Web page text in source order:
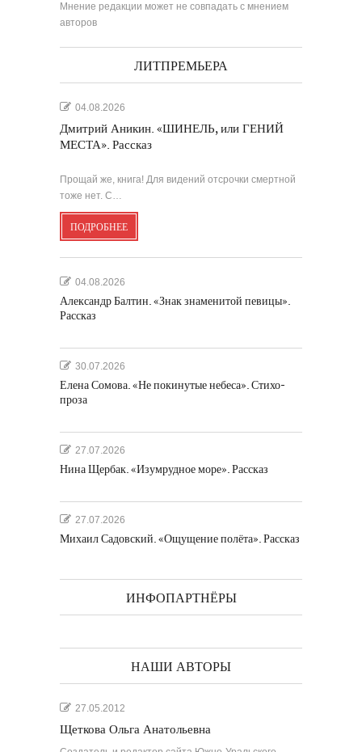
Мнение редакции может не совпадать с мнением
авторов
ЛИТПРЕМЬЕРА
04.08.2026
Дмитрий Аникин. «ШИНЕЛЬ, или ГЕНИЙ
МЕСТА». Рассказ
Прощай же, книга! Для видений отсрочки смертной
тоже нет. С…
ПОДРОБНЕЕ
04.08.2026
Александр Балтин. «Знак знаменитой певицы».
Рассказ
30.07.2026
Елена Сомова. «Не покинутые небеса». Стихо-
проза
27.07.2026
Нина Щербак. «Изумрудное море». Рассказ
27.07.2026
Михаил Садовский. «Ощущение полёта». Рассказ
ИНФОПАРТНЁРЫ
НАШИ АВТОРЫ
27.05.2012
Щеткова Ольга Анатольевна